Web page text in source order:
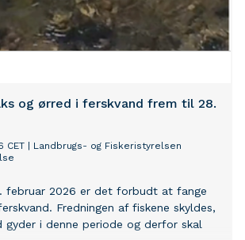
og ørred i ferskvand frem til 28.
CET
Landbrugs- og Fiskeristyrelsen
februar 2026 er det forbudt at fange
Fredningen af fiskene skyldes,
gyder i denne periode og derfor skal